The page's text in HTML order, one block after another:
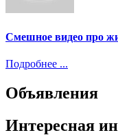
Смешное видео про
Подробнее ...
Объявления
Интересная